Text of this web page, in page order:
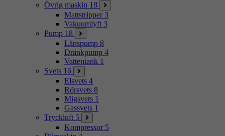
Övrig maskin 18
Mattstripper 3
Vakuumlyft 3
Pump 18
Länspump 8
Dränkpump 4
Vattentank 1
Svets 16
Elsvets 4
Rörsvets 8
Migsvets 1
Gassvets 1
Tryckluft 5
Kompressor 5